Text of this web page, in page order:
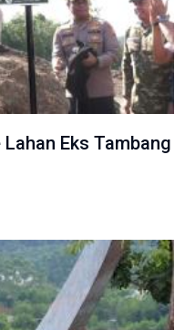
Eks Tambang